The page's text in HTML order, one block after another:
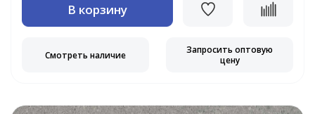
В корзину
Смотреть наличие
Запросить оптовую
цену